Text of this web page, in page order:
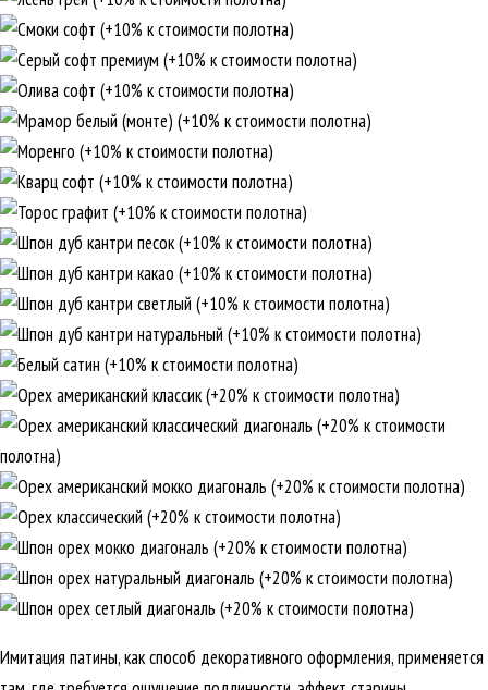
Имитация патины, как способ декоративного оформления, применяется